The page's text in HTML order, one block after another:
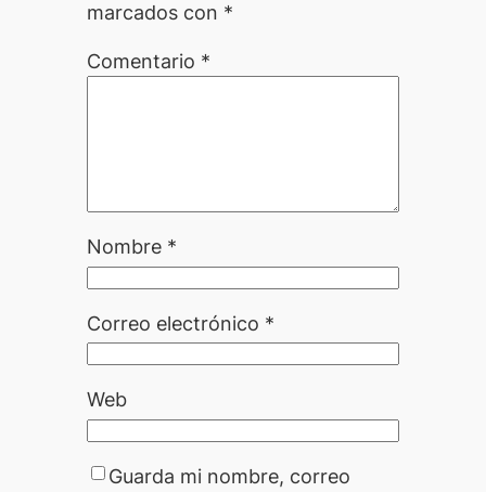
marcados con *
Comentario *
Nombre *
Correo electrónico *
Web
Guarda mi nombre, correo